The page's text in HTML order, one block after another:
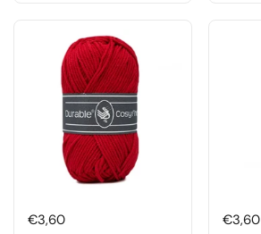
Prijs:
€3,60 Prijs:
€3,60